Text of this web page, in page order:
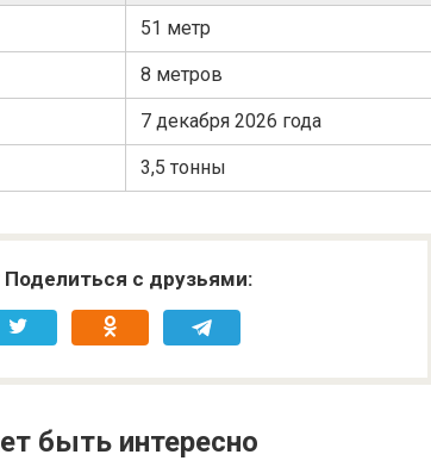
51 метр
8 метров
7 декабря 2026 года
3,5 тонны
Поделиться с друзьями:
быть интересно